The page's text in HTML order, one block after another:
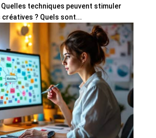
techniques peuvent stimuler
? Quels sont...